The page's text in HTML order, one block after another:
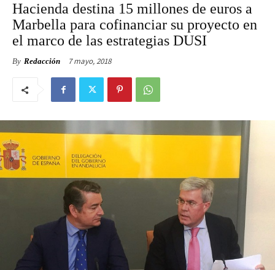
Hacienda destina 15 millones de euros a
Marbella para cofinanciar su proyecto en
el marco de las estrategias DUSI
By Redacción 7 mayo, 2018